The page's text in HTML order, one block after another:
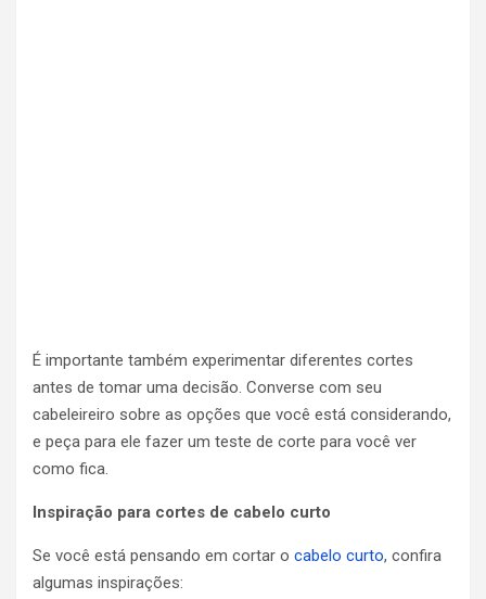
É importante também experimentar diferentes cortes
antes de tomar uma decisão. Converse com seu
cabeleireiro sobre as opções que você está considerando,
e peça para ele fazer um teste de corte para você ver
como fica.
Inspiração para cortes de cabelo curto
Se você está pensando em cortar o cabelo curto, confira
algumas inspirações: